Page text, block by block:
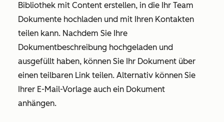
Bibliothek mit Content erstellen, in die Ihr Team
Dokumente hochladen und mit Ihren Kontakten
teilen kann. Nachdem Sie Ihre
Dokumentbeschreibung hochgeladen und
ausgefüllt haben, können Sie Ihr Dokument über
einen teilbaren Link teilen. Alternativ können Sie
Ihrer E-Mail-Vorlage auch ein Dokument
anhängen.